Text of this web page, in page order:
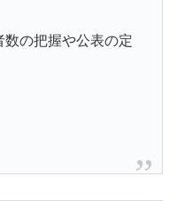
の把握や公表の定